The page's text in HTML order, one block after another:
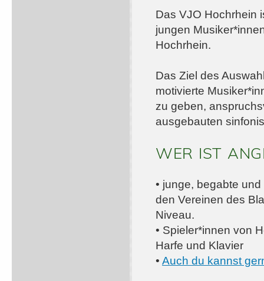
Das VJO Hochrhein
jungen
Hochrhein.
Das Ziel des
motivierte
zu geben,
ausgebauten
WER IST
• junge, begabte
den Vereinen des
Niveau.
• Spieler*innen von
Harfe und Klavier
• Auch du kannst